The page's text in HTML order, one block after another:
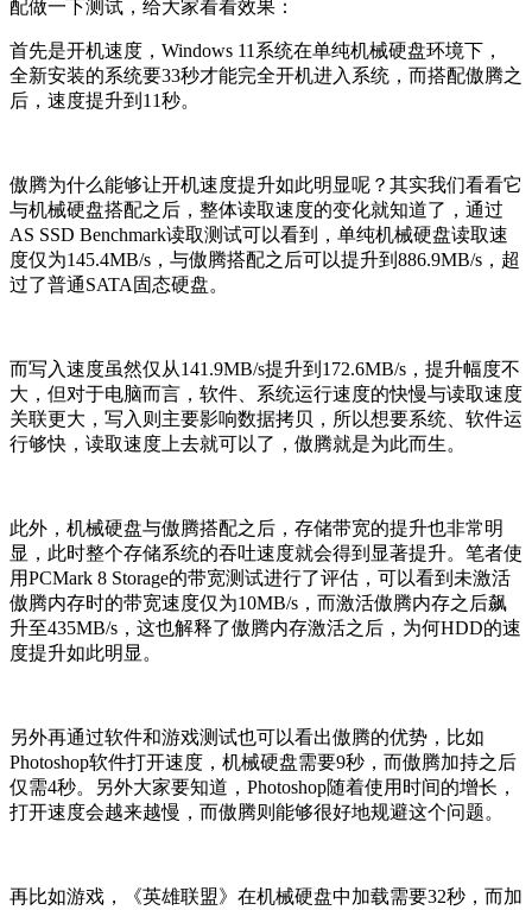
配做一下测试，给大家看看效果：
首先是开机速度，Windows 11系统在单纯机械硬盘环境下，
全新安装的系统要33秒才能完全开机进入系统，而搭配傲腾之
后，速度提升到11秒。
傲腾为什么能够让开机速度提升如此明显呢？其实我们看看它
与机械硬盘搭配之后，整体读取速度的变化就知道了，通过
AS SSD Benchmark读取测试可以看到，单纯机械硬盘读取速
度仅为145.4MB/s，与傲腾搭配之后可以提升到886.9MB/s，超
过了普通SATA固态硬盘。
而写入速度虽然仅从141.9MB/s提升到172.6MB/s，提升幅度不
大，但对于电脑而言，软件、系统运行速度的快慢与读取速度
关联更大，写入则主要影响数据拷贝，所以想要系统、软件运
行够快，读取速度上去就可以了，傲腾就是为此而生。
此外，机械硬盘与傲腾搭配之后，存储带宽的提升也非常明
显，此时整个存储系统的吞吐速度就会得到显著提升。笔者使
用PCMark 8 Storage的带宽测试进行了评估，可以看到未激活
傲腾内存时的带宽速度仅为10MB/s，而激活傲腾内存之后飙
升至435MB/s，这也解释了傲腾内存激活之后，为何HDD的速
度提升如此明显。
另外再通过软件和游戏测试也可以看出傲腾的优势，比如
Photoshop软件打开速度，机械硬盘需要9秒，而傲腾加持之后
仅需4秒。另外大家要知道，Photoshop随着使用时间的增长，
打开速度会越来越慢，而傲腾则能够很好地规避这个问题。
再比如游戏，《英雄联盟》在机械硬盘中加载需要32秒，而加